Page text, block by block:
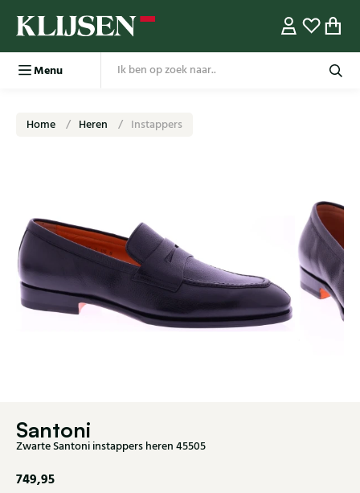
Menu
Home Heren Instappers
Santoni
Zwarte Santoni instappers heren 45505
749,95